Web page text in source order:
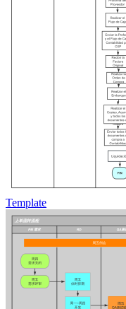
Template